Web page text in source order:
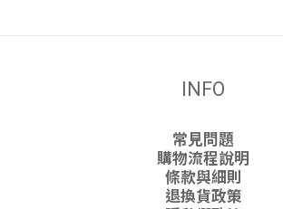
INFO
常見問題
購物流程說明
條款與細則
退換貨政策